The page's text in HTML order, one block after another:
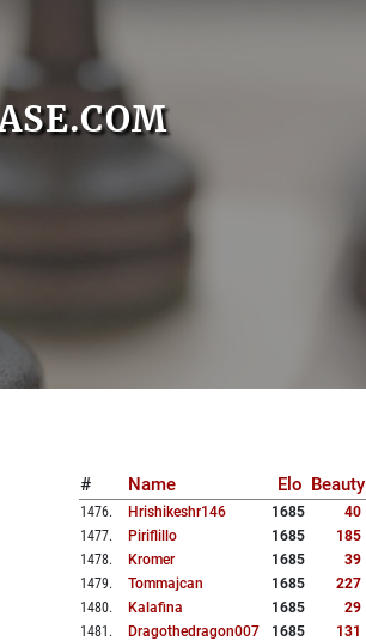
# Name Elo Beauty
1476. Hrishikeshr146 1685 40
1477. Piriflillo 1685 185
1478. Kromer 1685 39
1479. Tommajcan 1685 227
1480. Kalafina 1685 29
1481 . Dragothedragon007 1685 131